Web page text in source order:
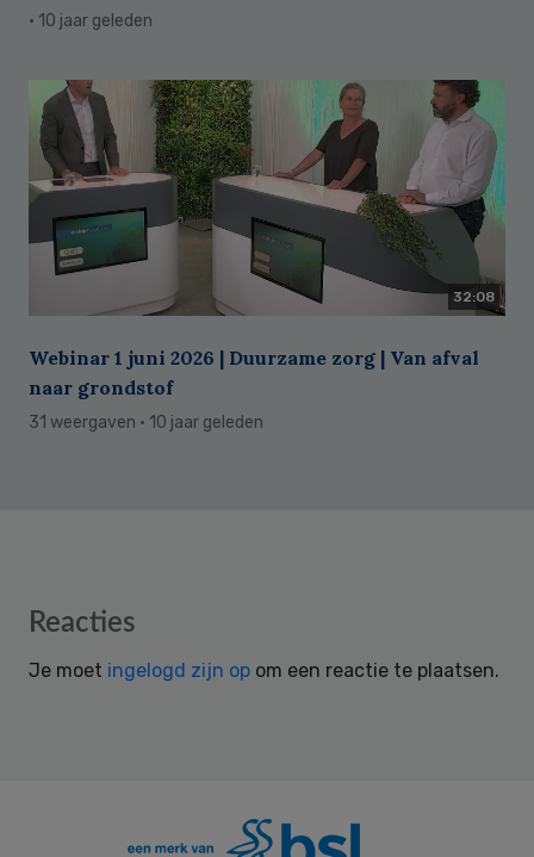
· 10 jaar geleden
32:08
Webinar 1 juni 2026 | Duurzame zorg | Van afval
naar grondstof
31 weergaven · 10 jaar geleden
Reader
Reacties
Je moet ingelogd zijn op om een reactie te plaatsen.